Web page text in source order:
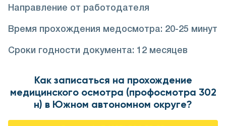
Направление от работодателя
Время прохождения медосмотра: 20-25 минут
Сроки годности документа: 12 месяцев
Как записаться на прохождение
медицинского осмотра (профосмотра 302
н) в Южном автономном округе?